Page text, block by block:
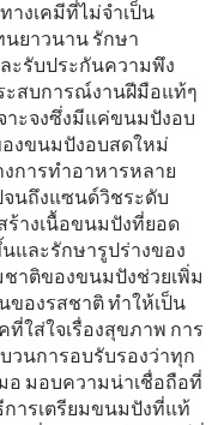
างเคมีที่ไม่จำเป็น
ยาวนาน รักษา
ะรับประกันความพึง
ะสบการณ์งานฝีมือแท้ๆ
าะจงซึ่งมีแค่ขนมปังอบ
งขนมปังอบสดใหม่
การทำอาหารหลาย
จนถึงแซนด์วิชระดับ
ร้างเนื้อขนมปังที่ยอด
และรักษารูปร่างของ
าติของขนมปังช่วยเพิ่ม
องรสชาติ ทำให้เป็น
ใส่ใจเรื่องสุขภาพ การ
วนการอบรับรองว่าทุก
อ มอบความน่าเชื่อถือที่
ารเตรียมขนมปังที่แท้